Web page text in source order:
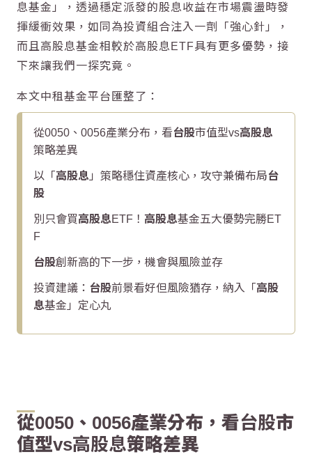
息基金」，透過穩定派發的股息收益在市場震盪時發
揮緩衝效果，如同為投資組合注入一劑「強心針」，
而且 高股息基金相較於高股息 ETF具有更多優勢，接
下來讓我們一探究竟。
本文中租基金平台匯整了：
從0050、0056產業分布，看台股市值型vs高股息
策略差異
以「 高股息 」策略穩住資產核心，攻守兼備布局台
股
別只會買高股息ETF！ 高股息基金五大優勢完勝ET
F
台股創新高的下一步，機會與風險並存
投資建議： 台股前景看好但風險猶存，納入「 高股
息基金」定心丸
從0050、0056產業分布，看台股市
值型vs高股息策略差異